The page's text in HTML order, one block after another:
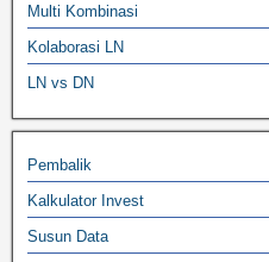
Multi Kombinasi
Kolaborasi LN
LN vs DN
Pembalik
Kalkulator Invest
Susun Data